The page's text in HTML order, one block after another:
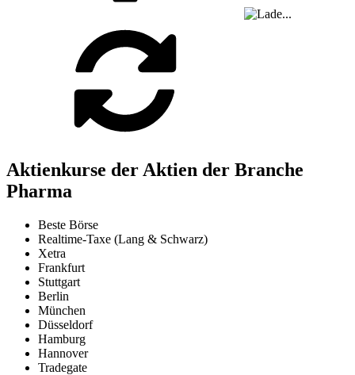
Aktienkurse der Aktien der Branche
Pharma
Beste Börse
Realtime-Taxe (Lang & Schwarz)
Xetra
Frankfurt
Stuttgart
Berlin
München
Düsseldorf
Hamburg
Hannover
Tradegate